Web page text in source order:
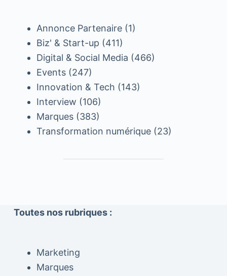
Annonce Partenaire(1)
Biz' & Start-up (411)
Digital & Social Media (466)
Events(247)
Innovation & Tech (143)
Interview (106)
Marques(383)
Transformation numérique(23)
Toutes nos rubriques :
Marketing
Marques